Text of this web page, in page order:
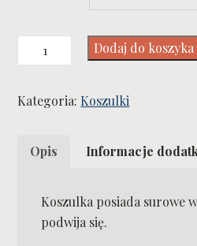
Hell
T-
Dodaj do koszyka
Kategoria: Koszulki
Opis Informacje
Koszulka posiada surowe
podwija się.